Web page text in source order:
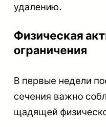
удалению.
Физическая
ограничения
В первые недели
сечения важно
щадящей